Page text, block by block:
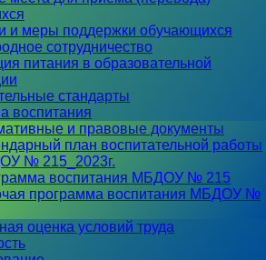
и меры поддержки обучающихся
сотрудничество
питания в образовательной
стандарты
воспитания
и правовые документы
план воспитательной работы
№ 215_2023г.
воспитания МБДОУ № 215
программа воспитания МБДОУ №
оценка условий труда